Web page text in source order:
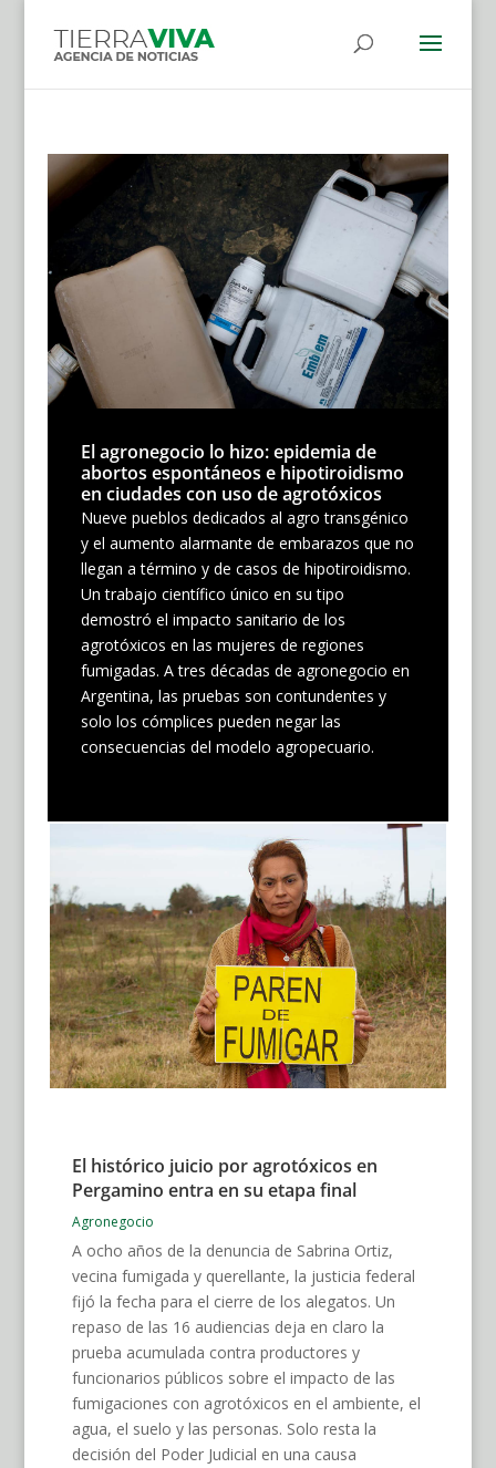
El agronegocio lo hizo: epidemia de
abortos espontáneos e hipotiroidismo
en ciudades con uso de agrotóxicos
Nueve pueblos dedicados al agro transgénico
y el aumento alarmante de embarazos que no
llegan a término y de casos de hipotiroidismo.
Un trabajo científico único en su tipo
demostró el impacto sanitario de los
agrotóxicos en las mujeres de regiones
fumigadas. A tres décadas de agronegocio en
Argentina, las pruebas son contundentes y
solo los cómplices pueden negar las
consecuencias del modelo agropecuario.
El histórico juicio por agrotóxicos en
Pergamino entra en su etapa final
Agronegocio
A ocho años de la denuncia de Sabrina Ortiz,
vecina fumigada y querellante, la justicia federal
fijó la fecha para el cierre de los alegatos. Un
repaso de las 16 audiencias deja en claro la
prueba acumulada contra productores y
funcionarios públicos sobre el impacto de las
fumigaciones con agrotóxicos en el ambiente, el
agua, el suelo y las personas. Solo resta la
decisión del Poder Judicial en una causa